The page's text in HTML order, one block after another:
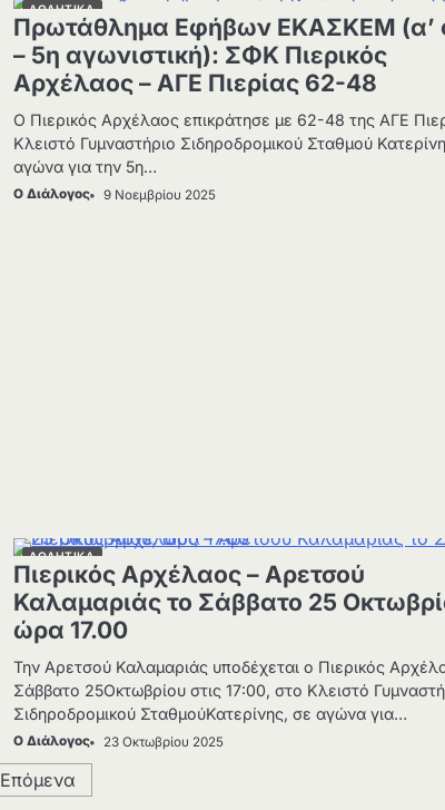
ΑΘΛΗΤΙΚΑ
Πρωτάθλημα Εφήβων ΕΚΑΣΚΕΜ (α’
– 5η αγωνιστική): ΣΦΚ Πιερικός
Αρχέλαος – ΑΓΕ Πιερίας 62-48
Ο Πιερικός Αρχέλαος επικράτησε με 62-48 της ΑΓΕ
Κλειστό Γυμναστήριο Σιδηροδρομικού Σταθμού
αγώνα για την 5η…
Ο Διάλογος 9 Νοεμβρίου 2025
ΑΘΛΗΤΙΚΑ
Πιερικός Αρχέλαος – Αρετσού
Καλαμαριάς το Σάββατο 25
ώρα 17.00
Την Αρετσού Καλαμαριάς υποδέχεται ο Πιερικός
Σάββατο 25Οκτωβρίου στις 17:00, στο Κλειστό
Σιδηροδρομικού ΣταθμούΚατερίνης, σε αγώνα για…
Ο Διάλογος 23 Οκτωβρίου 2025
Επόμενα